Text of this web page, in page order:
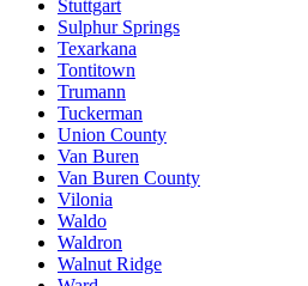
Stuttgart
Sulphur Springs
Texarkana
Tontitown
Trumann
Tuckerman
Union County
Van Buren
Van Buren County
Vilonia
Waldo
Waldron
Walnut Ridge